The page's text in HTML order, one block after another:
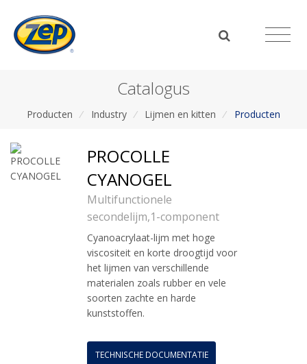
Catalogus
Producten / Industry / Lijmen en kitten / Producten
PROCOLLE
CYANOGEL
Multifunctionele
secondelijm,1-component
Cyanoacrylaat-lijm met hoge
viscositeit en korte droogtijd voor
het lijmen van verschillende
materialen zoals rubber en vele
soorten zachte en harde
kunststoffen.
TECHNISCHE DOCUMENTATIE